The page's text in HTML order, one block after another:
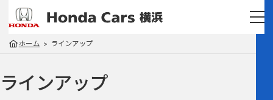
ホーム ラインアップ
ラインアップ